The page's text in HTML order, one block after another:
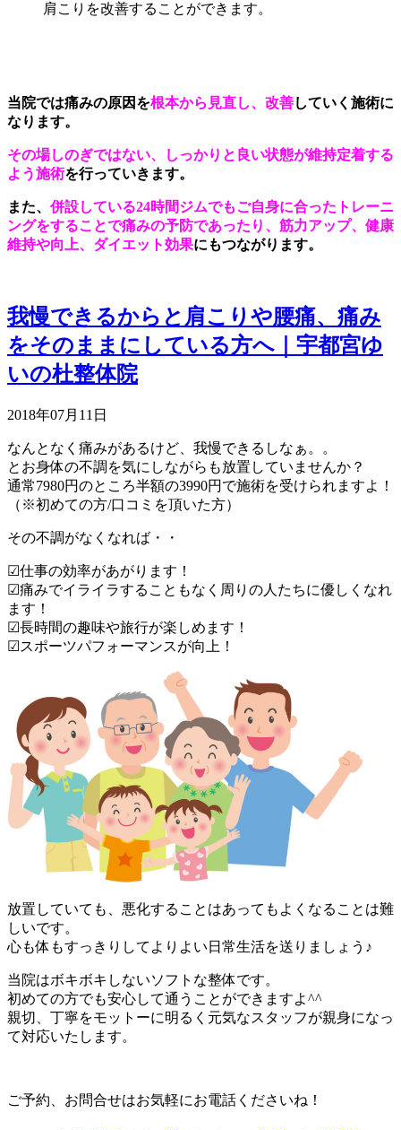
肩こりを改善することができます。
当院では痛みの原因を根本から見直し、改善していく施術に
なります。
その場しのぎではない、しっかりと良い状態が維持定着する
よう施術を行っていきます。
また、 併設している24時間ジムでもご自身に合ったトレーニ
ングをすることで痛みの予防であったり、筋力アップ、健康
維持や向上、ダイエット効果にもつながります。
我慢できるからと肩こりや腰痛、痛み
をそのままにしている方へ｜宇都宮ゆ
いの杜整体院
2018年07月11日
なんとなく痛みがあるけど、我慢できるしなぁ。。
とお身体の不調を気にしながらも放置していませんか？
通常7980円のところ半額の3990円で施術を受けられますよ！
（※初めての方/口コミを頂いた方）
その不調がなくなれば・・
☑仕事の効率があがります！
☑痛みでイライラすることもなく周りの人たちに優しくなれ
ます！
☑長時間の趣味や旅行が楽しめます！
☑スポーツパフォーマンスが向上！
放置していても、悪化することはあってもよくなることは難
しいです。
心も体もすっきりしてよりよい日常生活を送りましょう♪
当院はボキボキしないソフトな整体です。
初めての方でも安心して通うことができますよ^^
親切、丁寧をモットーに明るく元気なスタッフが親身になっ
て対応いたします。
ご予約、お問合せはお気軽にお電話くださいね！